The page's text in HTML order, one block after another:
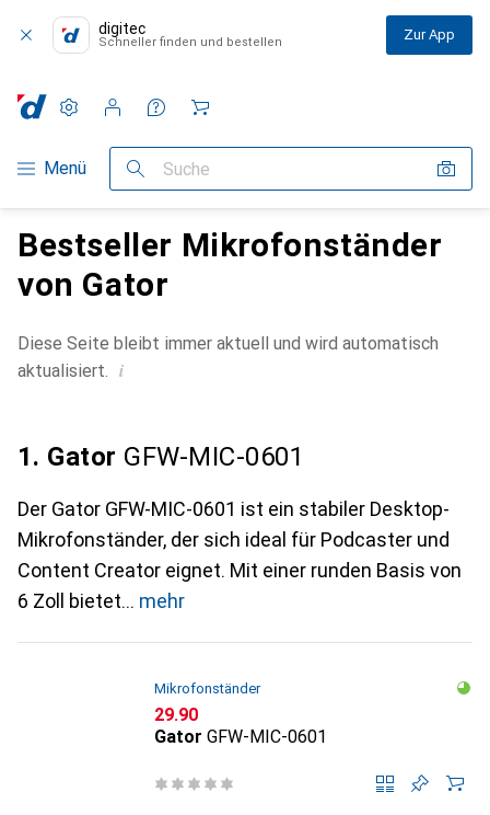
digitec
Schneller finden und bestellen Zur App
Navigation nach Kategorien
Menü Suche
Einstellungen
Kundenkonto
Vergleichslisten
Merklisten
Warenkorb
Bestseller Mikrofonständer
von Gator
Diese Seite bleibt immer aktuell und wird automatisch
aktualisiert. i
1. Gator GFW-MIC-0601
Der Gator GFW-MIC-0601 ist ein stabiler Desktop-
Mikrofonständer, der sich ideal für Podcaster und
Content Creator eignet. Mit einer runden Basis von
6 Zoll bietet
mehr
Mikrofonständer
CHF
29.90
Gator GFW-MIC-0601